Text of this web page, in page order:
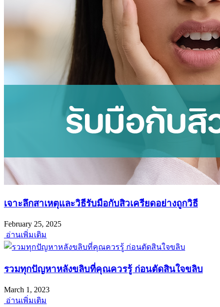
เจาะลึกสาเหตุและวิธีรับมือกับสิวเครียดอย่างถูกวิธี
February 25, 2025
อ่านเพิ่มเติม
รวมทุกปัญหาหลังขลิบที่คุณควรรู้ ก่อนตัดสินใจขลิบ
March 1, 2023
อ่านเพิ่มเติม